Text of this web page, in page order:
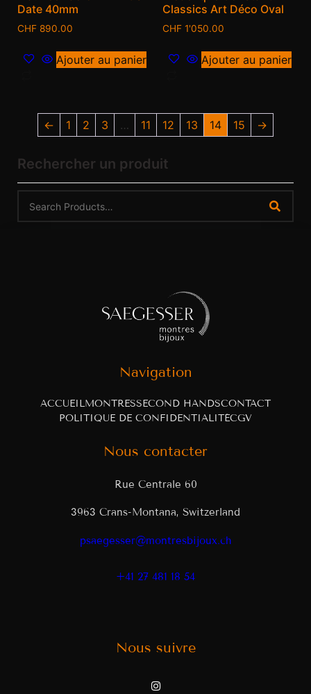
Date 40mm
CHF 890.00
Ajouter au panier
Classics Art Déco Oval
CHF 1'050.00
Ajouter au panier
← 1 2 3 … 11 12 13 14 15 →
Rechercher un produit
Navigation
ACCUEILMONTRESSECOND HANDSCONTACT
POLITIQUE DE CONFIDENTIALITÉCGV
Nous contacter
Rue Centrale 60
3963 Crans-Montana, Switzerland
psaegesser@montresbijoux.ch
+41 27 481 18 54
Nous suivre